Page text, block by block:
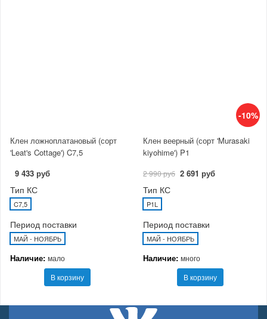
Клен ложноплатановый (сорт
'Leat's Cottage') C7,5
9 433 руб
Тип КС
C7,5
Период поставки
МАЙ - НОЯБРЬ
Наличие: мало
В корзину
-10%
Клен веерный (сорт 'Murasaki
kiyohime') P1
2 990 руб 2 691 руб
Тип КС
P1L
Период поставки
МАЙ - НОЯБРЬ
Наличие: много
В корзину